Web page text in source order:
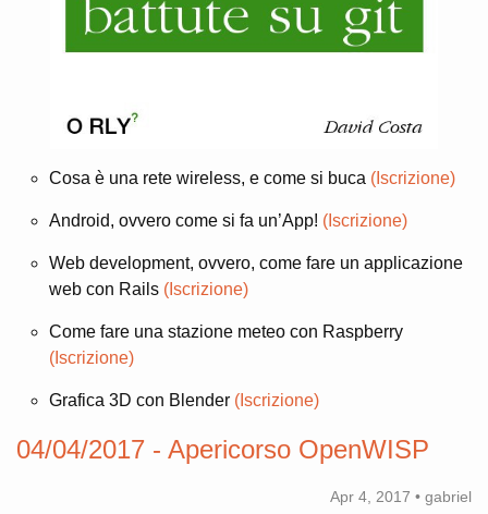
Cosa è una rete wireless, e come si buca (Iscrizione)
Android, ovvero come si fa un’App! (Iscrizione)
Web development, ovvero, come fare un applicazione
web con Rails (Iscrizione)
Come fare una stazione meteo con Raspberry
(Iscrizione)
Grafica 3D con Blender (Iscrizione)
04/04/2017 - Apericorso OpenWISP
Apr 4, 2017 • gabriel